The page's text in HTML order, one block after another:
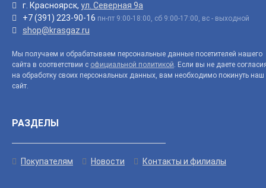
г. Красноярск, ул. Северная 9а
+7 (391) 223-90-16 пн-пт 9:00-18:00, сб 9:00-17:00, вс - выходной
shop@krasgaz.ru
Мы получаем и обрабатываем персональные данные посетителей нашего
сайта в соответствии с официальной политикой. Если вы не даете
на обработку своих персональных данных, вам необходимо покинуть наш
сайт.
РАЗДЕЛЫ
Покупателям Новости Контакты и филиалы